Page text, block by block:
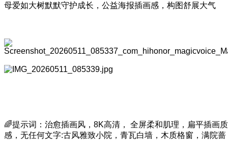
母爱如大树默默守护成长，公益海报插画感，构图舒展大气
🌈提示词：治愈插画风，8K高清， 全屏柔和肌理，扁平插画质
感，无任何文字:古风雅致小院，青瓦白墙，木质格窗，满院蔷